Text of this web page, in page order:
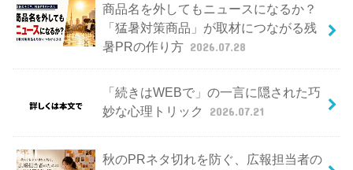
商品名を外してもニュースになるか？
「猛暑対策商品」が取材につながる残
暑PRの作り方 2026.07.28
「続きはWEBで」の一言に隠された巧
妙な心理トリック
2026.07.21
秋のPRネタ切れを防ぐ、広報担当者の